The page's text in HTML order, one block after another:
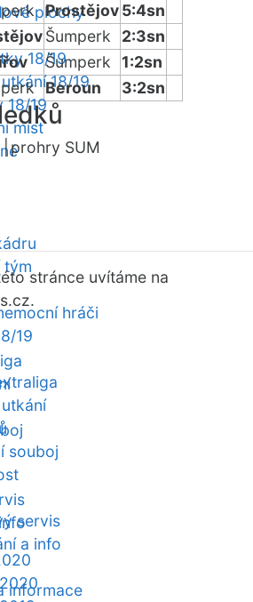
plochy
18/19
18/19
18/19
míst
tým
hráči
19
souboj
servis
a info
informace
Prostějov5:4sn
Šumperk
2:3sn
Šumperk
1:2sn
Beroun 3:2sn
|prohry SUM
stránce uvítáme na